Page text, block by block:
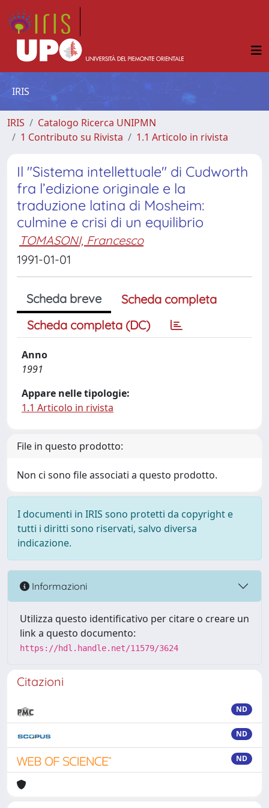
IRIS
IRIS
Catalogo Ricerca UNIPMN
1 Contributo su Rivista
1.1 Articolo in rivista
Il "Sistema intellettuale" di Cudworth
fra l’edizione originale e la
traduzione latina di Mosheim:
culmine e crisi di un equilibrio
TOMASONI, Francesco
1991-01-01
Scheda breve
Scheda completa
Scheda completa (DC)
Anno
1991
Appare nelle tipologie:
1.1 Articolo in rivista
File in questo prodotto:
Non ci sono file associati a questo prodotto.
I documenti in IRIS sono protetti da copyright e
tutti i diritti sono riservati, salvo diversa
indicazione.
Informazioni
Utilizza questo identificativo per citare o creare un
link a questo documento:
https://hdl.handle.net/11579/3624
Citazioni
ND
ND
ND